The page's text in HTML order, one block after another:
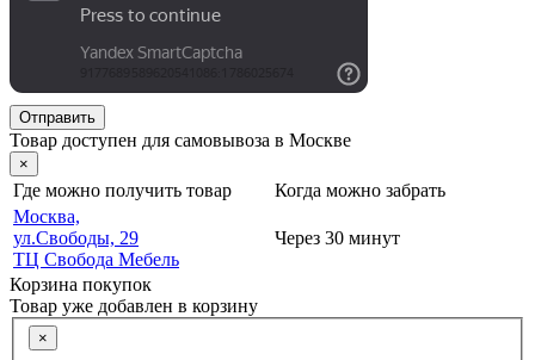
Отправить
Товар доступен для самовывоза в Москве
×
Где можно получить товар
Когда можно забрать
Москва,
ул.Свободы, 29
ТЦ Свобода Мебель
Через 30 минут
Корзина покупок
Товар уже добавлен в корзину
×